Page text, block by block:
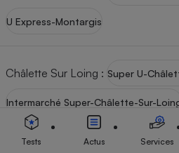
U Express-Montargis
Châlette Sur Loing : Super U-
Intermarché Super-Châlette-Sur-
Tests Actus Services